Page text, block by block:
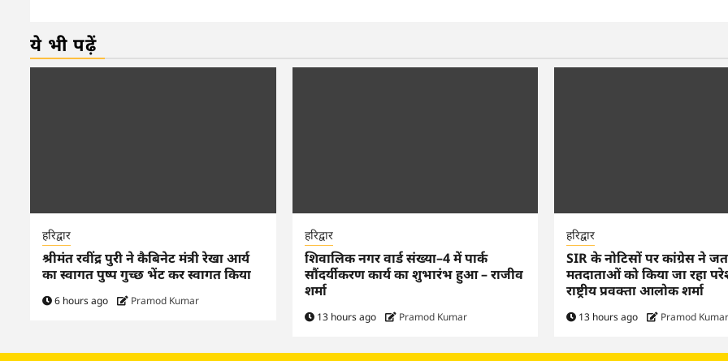
ये भी पढ़ें
हरिद्वार
श्रीमंत रवींद्र पुरी ने कैबिनेट मंत्री रेखा आर्य
का स्वागत पुष्प गुच्छ भेंट कर स्वागत किया
6 hours ago Pramod Kumar
हरिद्वार
शिवालिक नगर वार्ड संख्या–4 में पार्क
सौंदर्यीकरण कार्य का शुभारंभ हुआ – राजीव
शर्मा
13 hours ago Pramod Kumar
हरिद्वार
SIR के नोटिसों पर कांग्रेस ने
मतदाताओं को किया जा रहा
राष्ट्रीय प्रवक्ता आलोक शर्मा
13 hours ago Pramod Kumar